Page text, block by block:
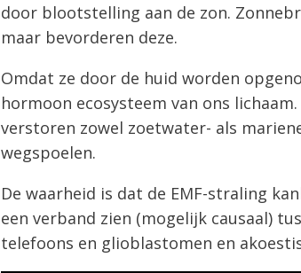
door blootstelling aan de zon.
maar bevorderen deze.
Omdat ze door de huid worden
hormoon ecosysteem van ons
verstoren zowel zoetwater- als
wegspoelen.
De waarheid is dat de EMF-straling
een verband zien (mogelijk causaal)
telefoons en glioblastomen en